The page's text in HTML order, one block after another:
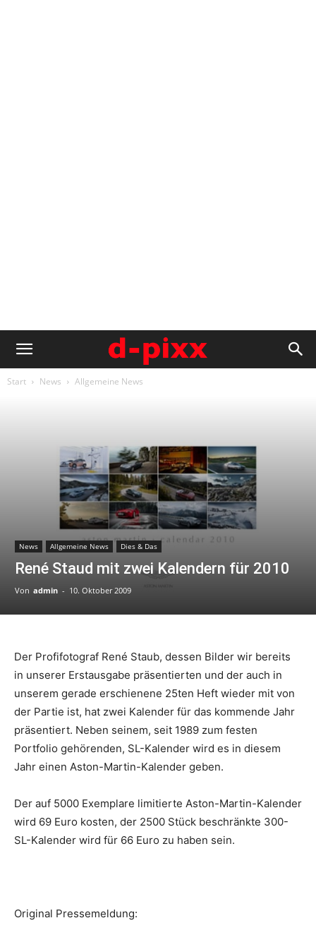
Start News Allgemeine News
News Allgemeine News Dies & Das
René Staud mit zwei Kalendern für 2010
Von admin - 10. Oktober 2009
Der Profifotograf René Staub, dessen Bilder wir bereits
in unserer Erstausgabe präsentierten und der auch in
unserem gerade erschienene 25ten Heft wieder mit von
der Partie ist, hat zwei Kalender für das kommende Jahr
präsentiert. Neben seinem, seit 1989 zum festen
Portfolio gehörenden, SL-Kalender wird es in diesem
Jahr einen Aston-Martin-Kalender geben.
Der auf 5000 Exemplare limitierte Aston-Martin-Kalender
wird 69 Euro kosten, der 2500 Stück beschränkte 300-
SL-Kalender wird für 66 Euro zu haben sein.
Original Pressemeldung: